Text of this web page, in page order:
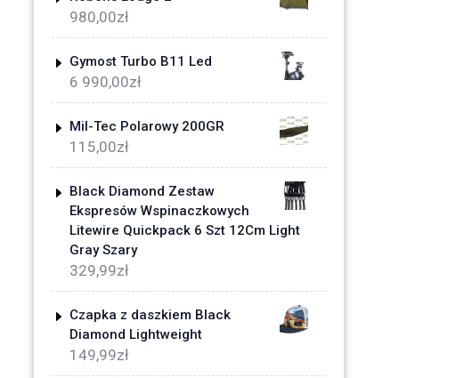
980,00zł
Gymost Turbo B11 Led
6 990,00zł
Mil-Tec Polarowy 200GR
115,00zł
Black Diamond Zestaw
Ekspresów Wspinaczkowych
Litewire Quickpack 6 Szt 12Cm Light
Gray Szary
329,99zł
Czapka z daszkiem Black
Diamond Lightweight
149,99zł